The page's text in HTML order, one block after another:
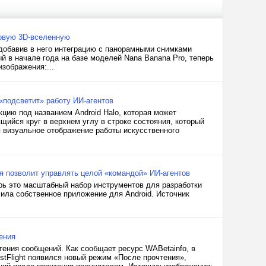
3D-вселенную
в него интеграцию с панорамными снимками
начале года на базе моделей Nana Banana Pro, теперь
работу ИИ-агентов
под названием Android Halo, которая может
круг в верхнем углу в строке состояния, который
отображение работы искусственного
управлять целой «командой» ИИ-агентов
это масштабный набор инструментов для разработки
собственное приложение для Android. Источник
сообщений. Как сообщает ресурс WABetainfo, в
появился новый режим «После прочтения»,